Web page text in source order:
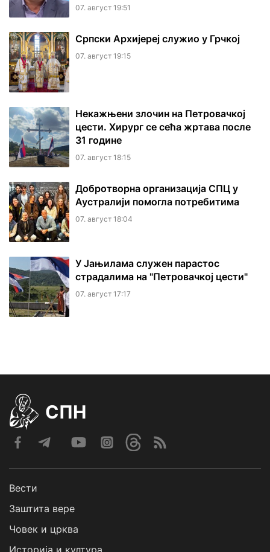
07. август 19:51
Српски Архијереј служио у Грчкој
07. август 19:15
Некажњени злочин на Петровачкој
цести. Хирург се сећа жртава после
31 године
07. август 18:15
Добротворна организација СПЦ у
Аустралији помогла потребитима
07. август 18:04
У Јањилама служен парастос
страдалима на "Петровачкој цести"
07. август 17:17
СПН
Вести
Заштита вере
Човек и црква
Историја и култура